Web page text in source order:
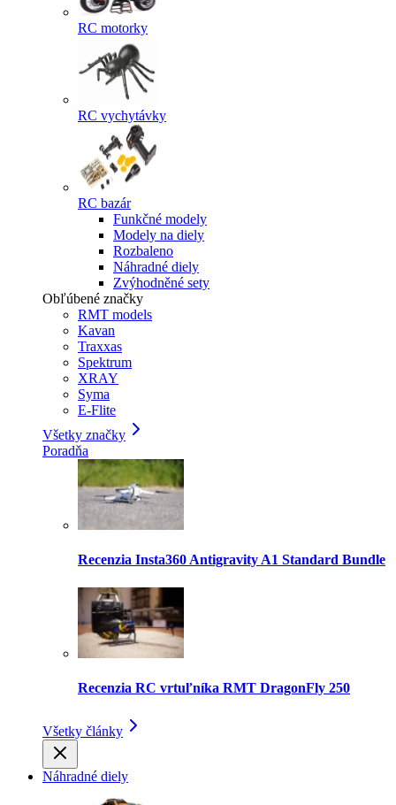
RC motorky
RC vychytávky
RC bazár
Funkčné modely
Modely na diely
Rozbaleno
Náhradné diely
Zvýhodněné sety
Obľúbené značky
RMT models
Kavan
Traxxas
Spektrum
XRAY
Syma
E-Flite
Všetky značky
Poradňa
Recenzia Insta360 Antigravity A1 Standard Bundle
Recenzia RC vrtuľníka RMT DragonFly 250
Všetky články
Náhradné diely